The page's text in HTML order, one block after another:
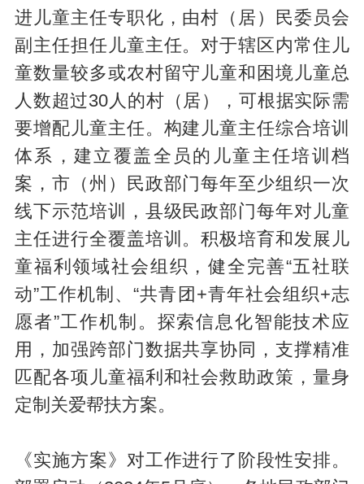
进儿童主任专职化，由村（居）民委员会
副主任担任儿童主任。对于辖区内常住儿
童数量较多或农村留守儿童和困境儿童总
人数超过30人的村（居），可根据实际需
要增配儿童主任。构建儿童主任综合培训
体系，建立覆盖全员的儿童主任培训档
案，市（州）民政部门每年至少组织一次
线下示范培训，县级民政部门每年对儿童
主任进行全覆盖培训。积极培育和发展儿
童福利领域社会组织，健全完善“五社联
动”工作机制、“共青团+青年社会组织+志
愿者”工作机制。探索信息化智能技术应
用，加强跨部门数据共享协同，支撑精准
匹配各项儿童福利和社会救助政策，量身
定制关爱帮扶方案。
《实施方案》对工作进行了阶段性安排。